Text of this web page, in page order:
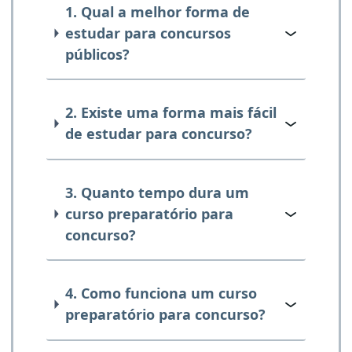
1. Qual a melhor forma de
estudar para concursos
públicos?
2. Existe uma forma mais fácil
de estudar para concurso?
3. Quanto tempo dura um
curso preparatório para
concurso?
4. Como funciona um curso
preparatório para concurso?